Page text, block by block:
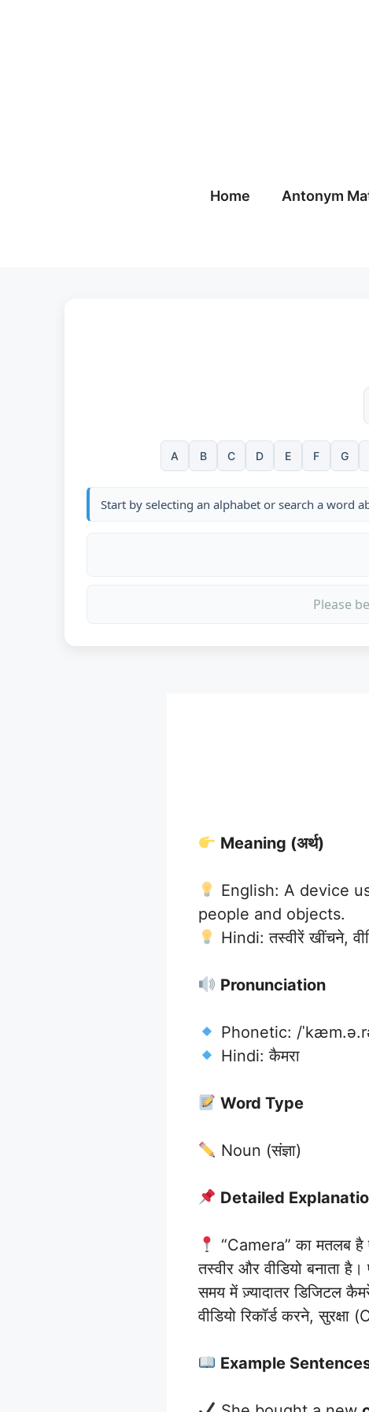
Home Antonym
A B C D E F G
Start by selecting an alphabet or search a word
Please
Meaning (अर्थ)
English: A device
people and objects.
Hindi: तस्वीरें खींचने,
Pronunciation
Phonetic: /
Hindi: कैमरा
Word Type
Noun (संज्ञा)
Detailed
“Camera” का मतलब
तस्वीर और वीडियो बनाता
समय में ज़्यादातर डिजिटल
वीडियो रिकॉर्ड करने,
Example